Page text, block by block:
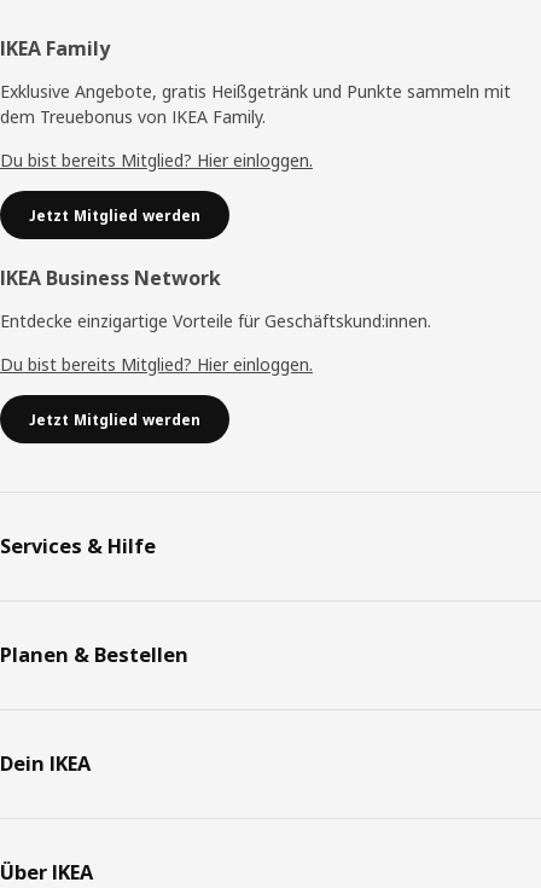
Fußzeile
IKEA Family
Exklusive Angebote, gratis Heißgetränk und Punkte sammeln mit
dem Treuebonus von IKEA Family.
Du bist bereits Mitglied? Hier einloggen.
Jetzt Mitglied werden
IKEA Business Network
Entdecke einzigartige Vorteile für Geschäftskund:innen.
Du bist bereits Mitglied? Hier einloggen.
Jetzt Mitglied werden
Services & Hilfe
Planen & Bestellen
Dein IKEA
Über IKEA